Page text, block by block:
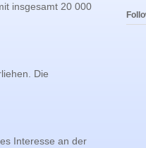
insgesamt 20 000
Die
Interesse an der